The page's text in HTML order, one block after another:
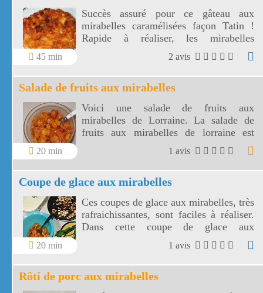
45 min
Succès assuré pour ce gâteau aux
mirabelles caramélisées façon Tatin !
Rapide à réaliser, les mirabelles
caramélisées sont tout simplement
2 avis
Salade de fruits aux mirabelles
20 min
Voici une salade de fruits aux
mirabelles de Lorraine. La salade de
fruits aux mirabelles de lorraine est
composée de fruits gorgés de sucre de
1 avis
Coupe de glace aux mirabelles
20 min
Ces coupes de glace aux mirabelles, très
rafraichissantes, sont faciles à réaliser.
Dans cette coupe de glace aux
mirabelles, les mirabelles de Lorraine
sont gorgées de sucre et très parfumées.
1 avis
Rôti de porc aux mirabelles